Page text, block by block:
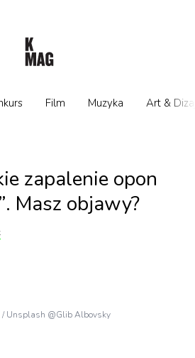
Film Muzyka Art &
zapalenie opon
Masz objawy?
/ Unsplash @Glib Albovsky